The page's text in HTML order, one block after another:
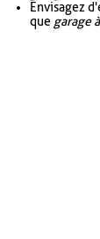
Envisagez
que garage